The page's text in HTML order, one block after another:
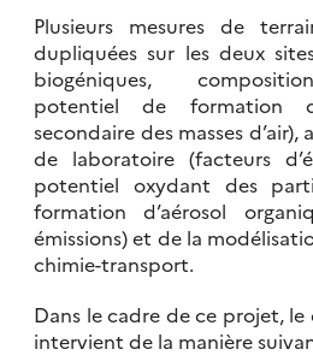
Plusieurs mesures de
dupliquées sur les deux
biogéniques,
potentiel de formation
secondaire des masses d’air),
de laboratoire (facteurs
potentiel oxydant des
formation d’aérosol
émissions) et de la
chimie-transport.
Dans le cadre de ce projet, le
intervient de la manière